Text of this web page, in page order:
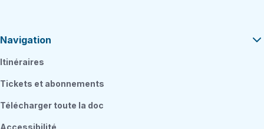
Navigation
Itinéraires
Tickets et abonnements
Télécharger toute la doc